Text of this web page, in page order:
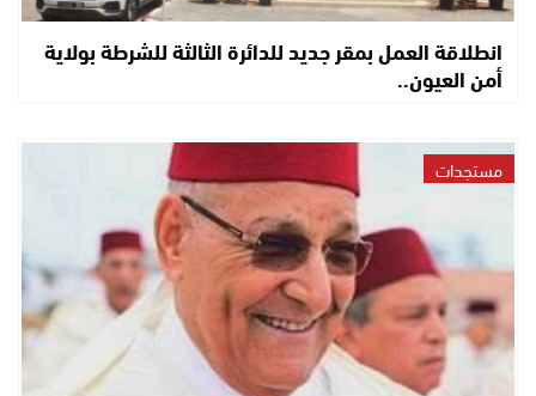
انطلاقة العمل بمقر جديد للدائرة الثالثة للشرطة بولاية
أمن العيون..
مستجدات